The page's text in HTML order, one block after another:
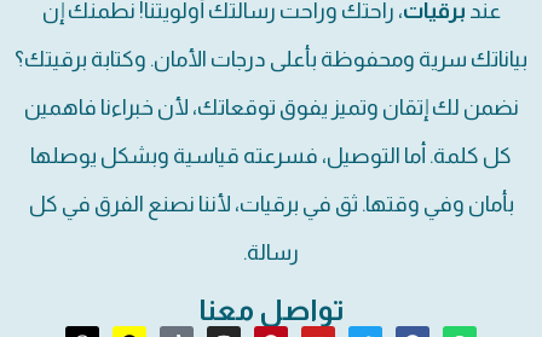
عند برقيات، راحتك وراحت رسالتك أولويتنا! نطمنك إن
بياناتك سرية ومحفوظة بأعلى درجات الأمان. وكتابة برقيتك؟
نضمن لك إتقان وتميز يفوق توقعاتك، لأن خبراءنا فاهمين
كل كلمة. أما التوصيل، فسرعته قياسية وبشكل يوصلها
بأمان وفي وقتها. ثق في برقيات، لأننا نصنع الفرق في كل
رسالة.
تواصل معنا